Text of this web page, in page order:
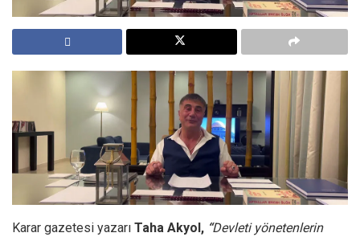
Karar gazetesi yazarı Taha Akyol, “Devleti yönetenlerin